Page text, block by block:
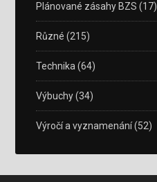
Plánované zásahy BZS (17)
Různé (215)
Technika (64)
Výbuchy(34)
Výročí a vyznamenání(52)